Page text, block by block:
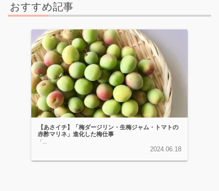
おすすめ記事
【あさイチ】「梅ダージリン・生梅ジャム・トマトの
赤酢マリネ」進化した梅仕事
「...
2024.06.18